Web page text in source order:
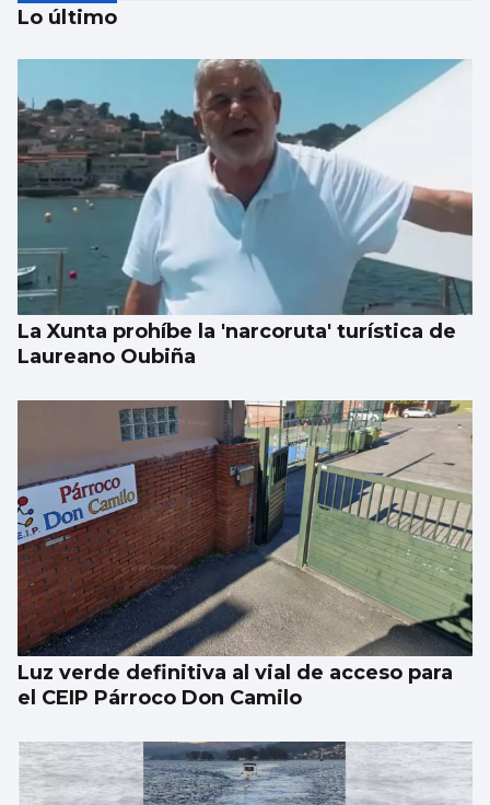
EEUU ve posible llegar a un acuerdo
inminente con Irán
Lo último
La Xunta prohíbe la 'narcoruta' turística de
Laureano Oubiña
Luz verde definitiva al vial de acceso para
el CEIP Párroco Don Camilo